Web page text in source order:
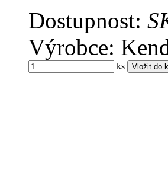
Dostupnost:
Výrobce:
ks